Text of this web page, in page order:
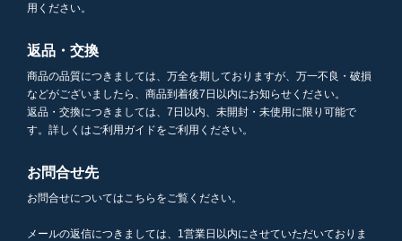
用ください。
返品・交換
商品の品質につきましては、万全を期しておりますが、万一不良・破損
などがございましたら、商品到着後7日以内にお知らせください。
返品・交換につきましては、7日以内、未開封・未使用に限り可能で
す。詳しくはご利用ガイドをご利用ください。
お問合せ先
お問合せについてはこちらをご覧ください。
メールの返信につきましては、1営業日以内にさせていただいておりま